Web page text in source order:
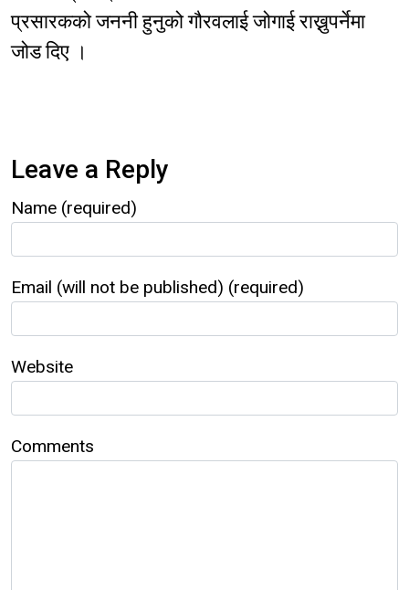
प्रसारकको जननी हुनुको गौरवलाई जोगाई राख्नुपर्नेमा
जोड दिए ।
Leave a Reply
Name (required)
Email (will not be published) (required)
Website
Comments